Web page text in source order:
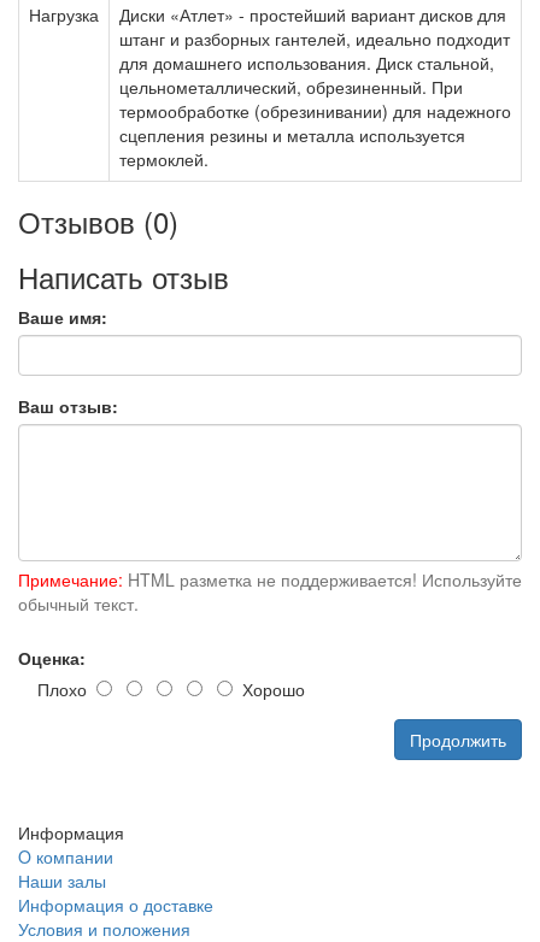
Нагрузка
Диски «Атлет» - простейший вариант дисков для
штанг и разборных гантелей, идеально подходит
для домашнего использования. Диск стальной,
цельнометаллический, обрезиненный. При
термообработке (обрезинивании) для надежного
сцепления резины и металла используется
термоклей.
Отзывов (0)
Написать отзыв
Ваше имя:
Ваш отзыв:
Примечание: HTML разметка не поддерживается! Используйте
обычный текст.
Оценка:
Плохо
Хорошо
Продолжить
Информация
O компании
Наши залы
Информация о доставке
Условия и положения